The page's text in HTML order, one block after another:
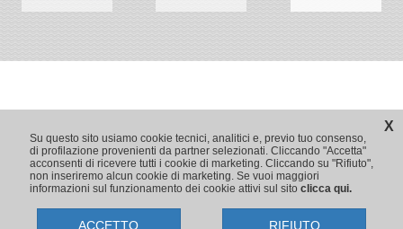
X
Su questo sito usiamo cookie tecnici, analitici e, previo tuo consenso,
di profilazione provenienti da partner selezionati. Cliccando "Accetta"
acconsenti di ricevere tutti i cookie di marketing. Cliccando su "Rifiuto",
non inseriremo alcun cookie di marketing. Se vuoi maggiori
informazioni sul funzionamento dei cookie attivi sul sito clicca qui.
ACCETTO RIFIUTO